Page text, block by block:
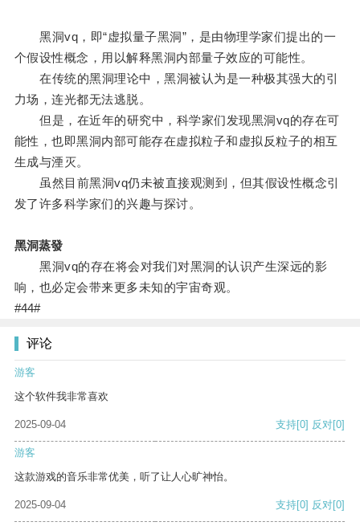
黑洞vq，即“虚拟量子黑洞”，是由物理学家们提出的一
个假设性概念，用以解释黑洞内部量子效应的可能性。
在传统的黑洞理论中，黑洞被认为是一种极其强大的引
力场，连光都无法逃脱。
但是，在近年的研究中，科学家们发现黑洞vq的存在可
能性，也即黑洞内部可能存在虚拟粒子和虚拟反粒子的相互
生成与湮灭。
虽然目前黑洞vq仍未被直接观测到，但其假设性概念引
发了许多科学家们的兴趣与探讨。
黑洞蒸發
黑洞vq的存在将会对我们对黑洞的认识产生深远的影
响，也必定会带来更多未知的宇宙奇观。
#44#
评论
游客
这个软件我非常喜欢
2025-09-04 支持[0] 反对[0]
游客
这款游戏的音乐非常优美，听了让人心旷神怡。
2025-09-04 支持[0] 反对[0]